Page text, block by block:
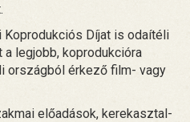
Koprodukciós Díjat is odaítéli
legjobb, koprodukcióra
országból érkező film- vagy
előadások, kerekasztal-